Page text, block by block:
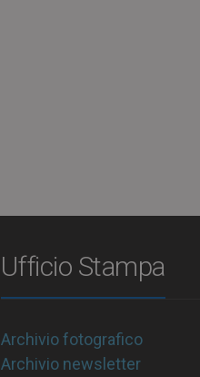
Ufficio Stampa
Archivio fotografico
Archivio newsletter